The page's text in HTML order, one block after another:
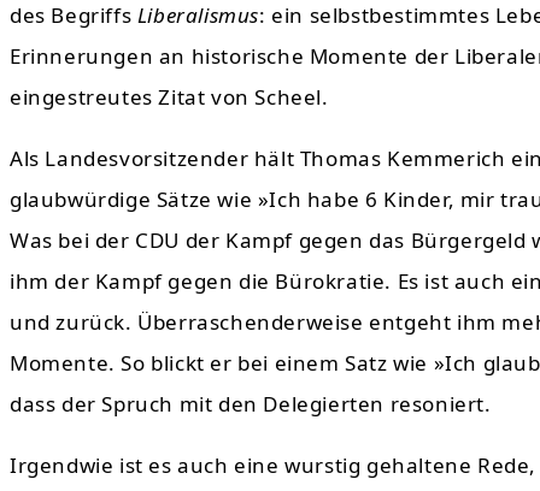
des Begriffs Liberalismus: ein selbstbestimmtes
Erinnerungen an historische Momente der
eingestreutes Zitat von Scheel.
Als Landesvorsitzender hält Thomas Kemmerich
glaubwürdige Sätze wie »Ich habe 6 Kinder, mir
Was bei der CDU der Kampf gegen das
ihm der Kampf gegen die Bürokratie. Es ist auch
und zurück. Überraschenderweise entgeht ihm
Momente. So blickt er bei einem Satz wie »Ich
dass der Spruch mit den Delegierten resoniert.
Irgendwie ist es auch eine wurstig gehaltene